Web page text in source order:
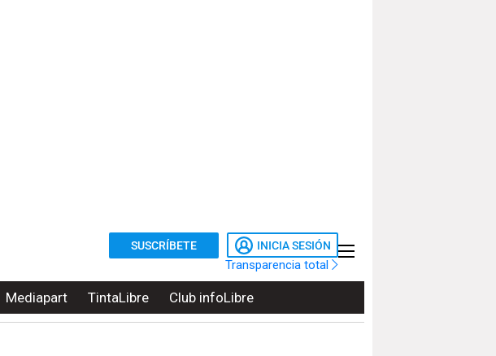
SUSCRÍBETE INICIA SESIÓN
Transparencia total
Mediapart TintaLibre Club infoLibre